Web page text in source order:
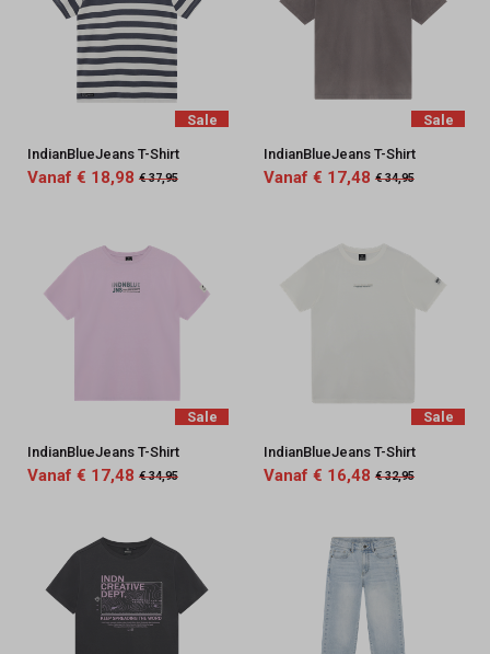
Sale
IndianBlueJeans T-Shirt
Vanaf € 18,98 € 37,95
Sale
IndianBlueJeans T-Shirt
Vanaf € 17,48 € 34,95
Sale
IndianBlueJeans T-Shirt
Vanaf € 17,48 € 34,95
Sale
IndianBlueJeans T-Shirt
Vanaf € 16,48 € 32,95